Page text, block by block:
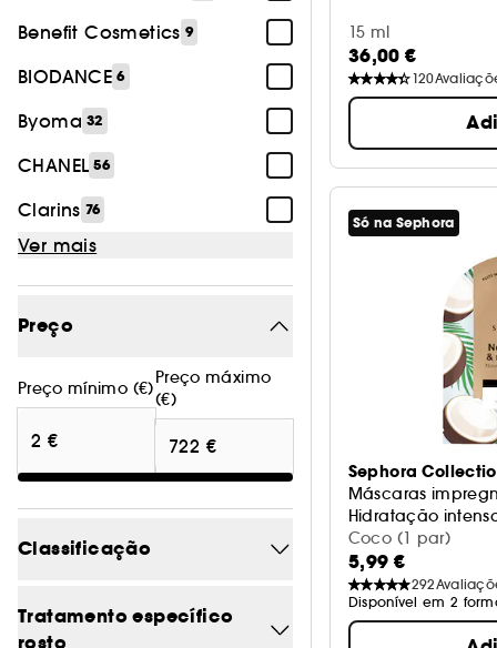
Benefit Cosmetics 9
BIODANCE 6
Byoma 32
CHANEL 56
Clarins 76
Ver mais
Preço
Preço mínimo (€)
Preço máximo
(€)
Classificação
5/5 79
Tratamento específico
15 ml
36,00 €
120
Só na Sephora
Sephora
Máscaras
Hidratação
Coco (1 par)
5,99 €
292
Disponível em 2